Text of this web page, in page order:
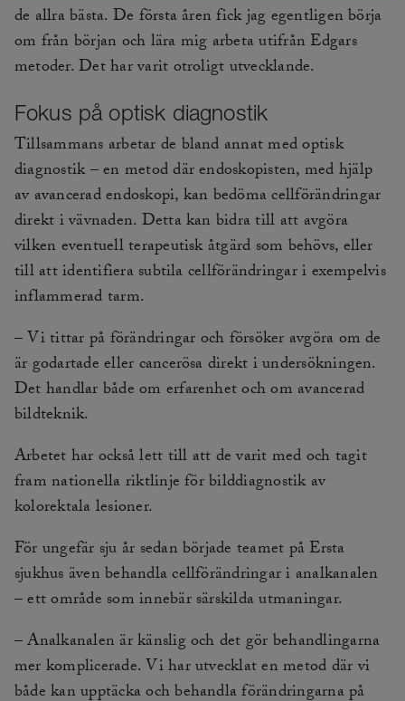
de allra bästa. De första åren fick jag egentligen börja
om från början och lära mig arbeta utifrån Edgars
metoder. Det har varit otroligt utvecklande.
Fokus på optisk diagnostik
Tillsammans arbetar de bland annat med optisk
diagnostik – en metod där endoskopisten, med hjälp
av avancerad endoskopi, kan bedöma cellförändringar
direkt i vävnaden. Detta kan bidra till att avgöra
vilken eventuell terapeutisk åtgärd som behövs, eller
till att identifiera subtila cellförändringar i exempelvis
inflammerad tarm.
– Vi tittar på förändringar och försöker avgöra om de
är godartade eller cancerösa direkt i undersökningen.
Det handlar både om erfarenhet och om avancerad
bildteknik.
Arbetet har också lett till att de varit med och tagit
fram nationella riktlinje för bilddiagnostik av
kolorektala lesioner.
För ungefär sju år sedan började teamet på Ersta
sjukhus även behandla cellförändringar i analkanalen
– ett område som innebär särskilda utmaningar.
– Analkanalen är känslig och det gör behandlingarna
mer komplicerade. Vi har utvecklat en metod där vi
både kan upptäcka och behandla förändringarna på